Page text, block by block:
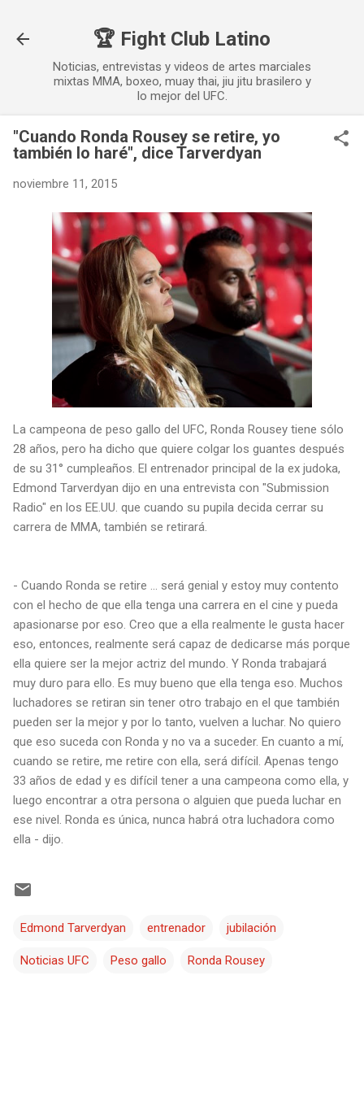
🏆 Fight Club Latino
Noticias, entrevistas y videos de artes marciales
mixtas MMA, boxeo, muay thai, jiu jitu brasilero y
lo mejor del UFC.
"Cuando Ronda Rousey se retire, yo
también lo haré", dice Tarverdyan
noviembre 11, 2015
La campeona de peso gallo del UFC, Ronda Rousey tiene sólo
28 años, pero ha dicho que quiere colgar los guantes después
de su 31° cumpleaños. El entrenador principal de la ex judoka,
Edmond Tarverdyan dijo en una entrevista con "Submission
Radio" en los EE.UU. que cuando su pupila decida cerrar su
carrera de MMA, también se retirará.
- Cuando Ronda se retire ... será genial y estoy muy contento
con el hecho de que ella tenga una carrera en el cine y pueda
apasionarse por eso. Creo que a ella realmente le gusta hacer
eso, entonces, realmente será capaz de dedicarse más porque
ella quiere ser la mejor actriz del mundo. Y Ronda trabajará
muy duro para ello. Es muy bueno que ella tenga eso. Muchos
luchadores se retiran sin tener otro trabajo en el que también
pueden ser la mejor y por lo tanto, vuelven a luchar. No quiero
que eso suceda con Ronda y no va a suceder. En cuanto a mí,
cuando se retire, me retire con ella, será difícil. Apenas tengo
33 años de edad y es difícil tener a una campeona como ella, y
luego encontrar a otra persona o alguien que pueda luchar en
ese nivel. Ronda es única, nunca habrá otra luchadora como
ella - dijo.
Edmond Tarverdyan entrenador jubilación
Noticias UFC Peso gallo Ronda Rousey